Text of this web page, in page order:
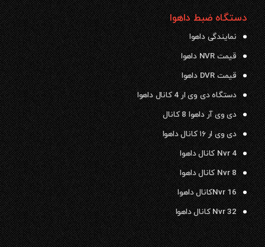
دستگاه ضبط داهوا
نمایندگی داهوا
قیمت NVR داهوا
قیمت DVR داهوا
دستگاه دی وی ار 4 کانال داهوا
دی وی آر داهوا 8 کانال
دی وی ار ۱۶ کانال داهوا
Nvr 4 کانال داهوا
Nvr 8 کانال داهوا
Nvr 16کانال داهوا
Nvr 32 کانال داهوا